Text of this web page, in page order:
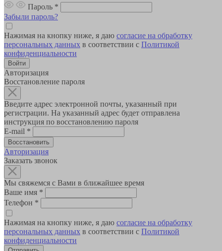
Пароль *
Забыли пароль?
Нажимая на кнопку ниже, я даю согласие на обработку
персональных данных в соответствии с Политикой
конфиденциальности
Авторизация
Восстановление пароля
Введите адрес электронной почты, указанный при
регистрации. На указанный адрес будет отправлена
инструкция по восстановлению пароля
E-mail *
Авторизация
Заказать звонок
Мы свяжемся с Вами в ближайшее время
Ваше имя *
Телефон *
Нажимая на кнопку ниже, я даю согласие на обработку
персональных данных в соответствии с Политикой
конфиденциальности